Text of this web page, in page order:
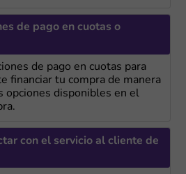
de pago en cuotas o
de pago en cuotas para
financiar tu compra de manera
opciones disponibles en el
con el servicio al cliente de